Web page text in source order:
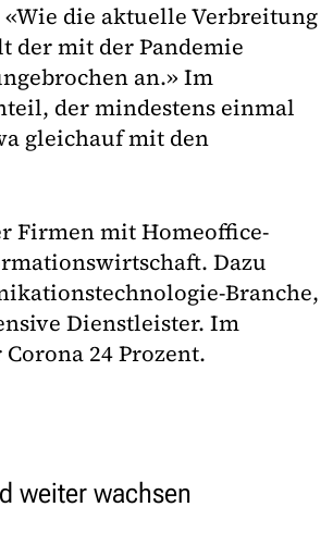
die aktuelle Verbreitung
der mit der Pandemie
an.» Im
der mindestens einmal
gleichauf mit den
Firmen mit Homeoffice-
Dazu
Branche,
Dienstleister. Im
24 Prozent.
weiter wachsen